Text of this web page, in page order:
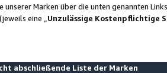
unserer Marken über die unten genannten
eine „ Unzulässige Kostenpflichtige
abschließende Liste der Marken